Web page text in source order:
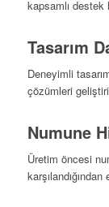
kapsamlı destek
Tasarım
Deneyimli
çözümleri
Numune
Üretim öncesi